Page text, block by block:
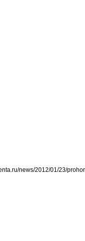
news/2012/01/23/